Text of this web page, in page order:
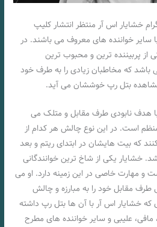
خشایار اس آر منتظر انتشار کلیپ
سایر خواننده های معروف می باشند. در
از پربیننده ترین و محبوب ترین
که مخاطبان زیادی را به طرف خود
بتل رپ خوششان می‌ آید.
هدف نابودی طرف مقابل و متلک می
است. در این نوع چالش هر کدام از
که بیت هایشان در ابتدای ریتم و بعد
خشایار یکی از شاخ ترین خوانندگانی
و مهارت خاصی در این زمینه دارد. او می
طرف مقابل خود را به مبارزه و چالش
که خشایار اس آر با آن ها بتل رپ داشته
مافی، علیبی و سایر خواننده های مطرح